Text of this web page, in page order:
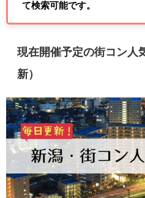
て検索可能です。
現在開催予定の街コン人
新）